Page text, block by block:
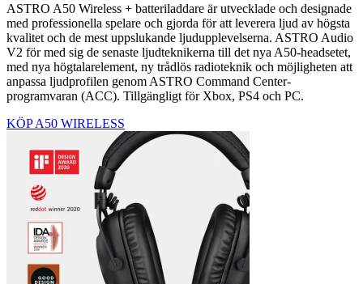
ASTRO A50 Wireless + batteriladdare är utvecklade och designade
med professionella spelare och gjorda för att leverera ljud av högsta
kvalitet och de mest uppslukande ljudupplevelserna. ASTRO Audio
V2 för med sig de senaste ljudteknikerna till det nya A50-headsetet,
med nya högtalarelement, ny trådlös radioteknik och möjligheten att
anpassa ljudprofilen genom ASTRO Command Center-
programvaran (ACC). Tillgängligt för Xbox, PS4 och PC.
KÖP A50 WIRELESS